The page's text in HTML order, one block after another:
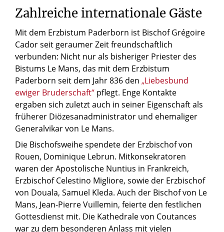
Zahlreiche internationale Gäste
Mit dem Erzbistum Paderborn ist Bischof Grégoire
Cador seit geraumer Zeit freundschaftlich
verbunden: Nicht nur als bisheriger Priester des
Bistums Le Mans, das mit dem Erzbistum
Paderborn seit dem Jahr 836 den „Liebesbund
ewiger Bruderschaft“ pflegt. Enge Kontakte
ergaben sich zuletzt auch in seiner Eigenschaft als
früherer Diözesanadministrator und ehemaliger
Generalvikar von Le Mans.
Die Bischofsweihe spendete der Erzbischof von
Rouen, Dominique Lebrun. Mitkonsekratoren
waren der Apostolische Nuntius in Frankreich,
Erzbischof Celestino Migliore, sowie der Erzbischof
von Douala, Samuel Kleda. Auch der Bischof von Le
Mans, Jean-Pierre Vuillemin, feierte den festlichen
Gottesdienst mit. Die Kathedrale von Coutances
war zu dem besonderen Anlass mit vielen